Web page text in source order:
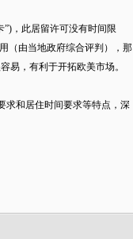
，此居留许可没有时间限
（由当地政府综合评判），那
易，有利于开拓欧美市场。
和居住时间要求等特点，深